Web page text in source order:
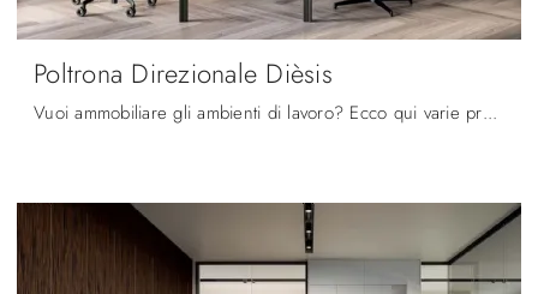
Poltrona Direzionale Dièsis
Vuoi ammobiliare gli ambienti di lavoro? Ecco qui varie proposte di poltrone direzionali in tessuto, come il modello Poltrona Direzionale Dièsis di ...